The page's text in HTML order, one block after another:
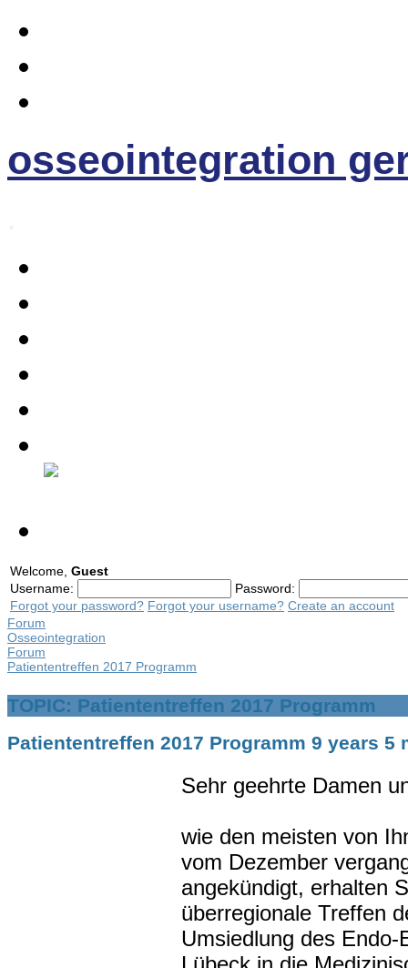
osseointegration
Welcome, Guest
Username:
Password:
Forgot your password? Forgot your username? Create an account
Forum
Osseointegration
Forum
Patiententreffen 2017 Programm
TOPIC: Patiententreffen 2017 Programm
Patiententreffen 2017 Programm 9 years 5
Sehr geehrte Damen
wie den meisten von
vom Dezember
angekündigt, erhalten
überregionale Treffen
Umsiedlung des